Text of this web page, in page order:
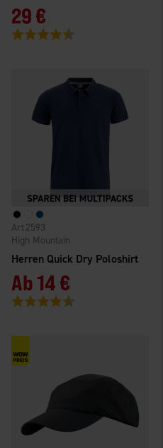
29 €
Bewertung:
Herren Quick Dry Poloshirt
High Mountain
2593
Ab14 €
Bewertung: